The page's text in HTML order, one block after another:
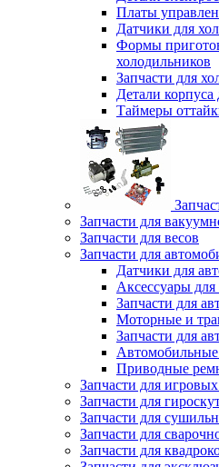
Платы
Датчики для
Формы
холодильников
Запчасти для
Детали корпуса
Таймеры
Запчасти для
Запчасти для весов
Запчасти для
Датчики для
Аксессуары
Запчасти для
Моторные и
Запчасти для
Приводные
Запчасти для
Запчасти для
Запчасти для
Запчасти для
Запчасти для